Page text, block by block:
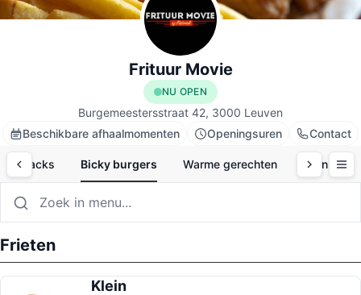
Frituur Movie
NU OPEN
Burgemeestersstraat 42, 3000 Leuven
Beschikbare afhaalmomenten
Openingsuren Contact
Snacks Bicky burgers Warme gerechten Dranken
Frieten
Klein